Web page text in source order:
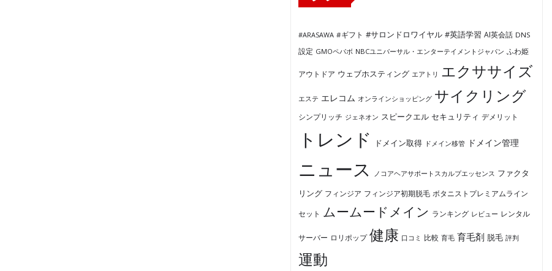
#ARASAWA #ギフト #サロンドロワイヤル #英語学習 AI英会話 DNS
設定 GMOペパボ NBCユニバーサル・エンターテイメントジャパン ふわ姫
アウトドア ウェブホスティング エアトリ エクササイズ
エステ エレコム オンラインショッピング サイクリング
シンプリッチ ジェネオン スピークエル セキュリティ デメリット
トレンド ドメイン取得 ドメイン移管 ドメイン管理
ニュース ノコアヘアサポートスカルプエッセンス ファクタ
リング フィンジア フィンジア初期脱毛 ボタニストプレミアムライン
セット ムームードメイン ランキング レビュー レンタル
サーバー ロリポップ 健康 口コミ 比較 育毛 育毛剤 脱毛 評判
運動